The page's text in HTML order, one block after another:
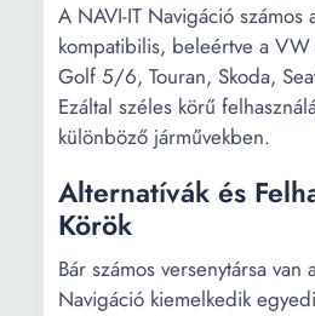
A NAVI-IT Navigáció számos
kompatibilis, beleértve a
Golf 5/6, Touran, Skoda,
Ezáltal széles körű
különböző járművekben.
Alternatívák és
Körök
Bár számos versenytársa van
Navigáció kiemelkedik